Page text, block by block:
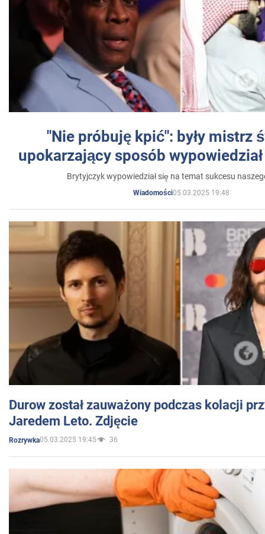
"Nie próbuję kpić": były mistrz
upokarzający sposób
Brytyjczyk wypowiedział się na temat sukcesu
Wiadomości05.03.2025 19:48
Durow został zauważony podczas kolacji
Jaredem Leto. Zdjęcie
Rozrywka05.03.2025 19:45 36